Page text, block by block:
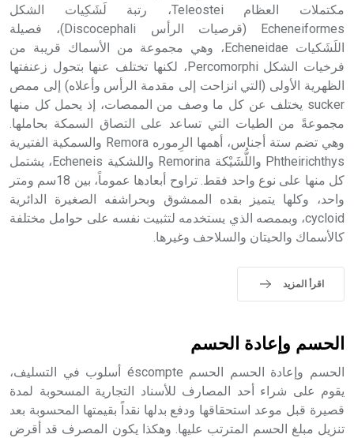
- هل تعلم أن أبجر Abgar اسم معروف جيداً يعود إلى عدد من
الملوك الذين حكموا مدينة إديسا (الرها) من أبجر الأول وحتى
التاسع، وهم ينتسبون إلى أسرة أوسروين
- هل تعلم أن الأبجدية الكنعانية تتألف من /22/ علامة كتابية
sign تكتب منفصلة غير متصلة، وتعتمد المبدأ الأكوروفوني،
حيث تقتصر القيمة الصوتية للعلامة الك
مكتملات العظام Teleostei، رتبة لَشَكِيات الشكل
Echeneiformes (قرصيات الرأس Discocephali)، فصيلة
اللَشَكيات Echeneidae، وهي مجموعة من الأسماك قريبة من
فرخيات الشكل Percomorphi، لكنها تختلف عنها بتحول زعنفتها
الظهرية الأولى (التي انزاحت إلى مقدمة الرأس وأعلاه) إلى ممص
sucker يختلف عن كل ما وصف من الممصات، إذ يحمل كل منها
مجموعةً من الطيات التي تساعد على التصاق السمكة بحاملها.
وهي تضم ستة أجناس، أهمها الرِموره Remora والسمكية الفتيرية
Phtheirichthys واللُّشَيْكة Remorina واللشكية Echeneis، يشتمل
كل منها على نوع واحد فقط. تراوح أبعادها عموماً، بين 18سم ومتر
واحد، وكلها يتميز بقده الممشوق وبحراشفه الصغيرة الدائرية
cycloid، وبممصه الذي يستخدمه لتثبيت نفسه على حوامل مختلفة
كالأسماك والحيتان والسلاحف وغيرها.
اقرأ المزيد
الحسم وإعادة الحسم
الحسم وإعادة الحسم الحسم éscompte أسلوب في التسليف،
يقوم على شراء أحد المصارف للأسناد التجارية المسحوبة لمدة
قصيرة قبل موعد استحقاقها ودفع بدلها نقداً بقيمتها المحسوبة بعد
تنزيل مبلغ الحسم المترتب عليها. وهكذا يكون المصرف قد أقرض